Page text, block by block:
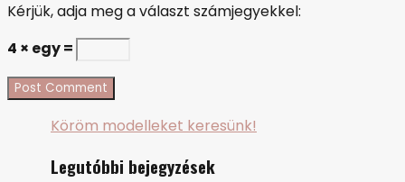
Kérjük, adja meg a választ számjegyekkel:
4 × egy =
Köröm modelleket keresünk!
Legutóbbi bejegyzések